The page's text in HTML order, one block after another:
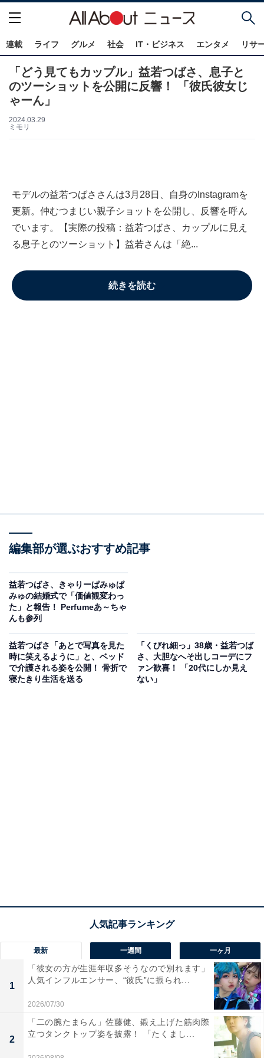
連載 ライフ グルメ 社会 IT・ビジネス エンタメ リサ
「どう見てもカップル」益若つばさ、息子と
のツーショットを公開に反響！ 「彼氏彼女じ
ゃーん」
2024.03.29
ミモリ
モデルの益若つばささんは3月28日、自身のInstagramを
更新。仲むつまじい親子ショットを公開し、反響を呼ん
でいます。【実際の投稿：益若つばさ、カップルに見え
る息子とのツーショット】益若さんは「絶...
続きを読む
編集部が選ぶおすすめ記事
益若つばさ、きゃりーぱみゅぱ
みゅの結婚式で「価値観変わっ
た」と報告！ Perfumeあ～ちゃ
んも参列
益若つばさ「あとで写真を見た
時に笑えるように」と、ベッド
で介護される姿を公開！ 骨折で
寝たきり生活を送る
「くびれ細っ」38歳・益若つば
さ、大胆なへそ出しコーデにフ
ァン歓喜！ 「20代にしか見え
ない」
最新 一週間 一ヶ月
1
「彼女の方が生涯年収多そうなので別れます」
人気インフルエンサー、“彼氏”に振られ...
2026/07/30
2
「二の腕たまらん」佐藤健、鍛え上げた筋肉際
立つタンクトップ姿を披露！ 「たくまし...